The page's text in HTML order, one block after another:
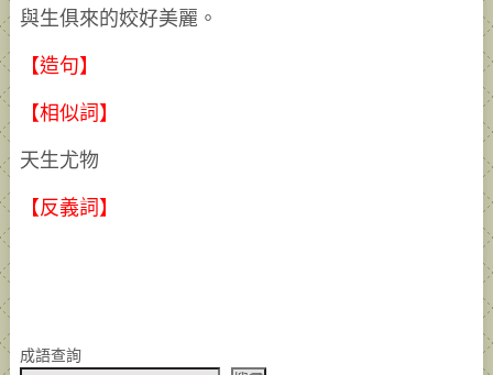
與生俱來的姣好美麗。
【造句】
【相似詞】
天生尤物
【反義詞】
成語查詢